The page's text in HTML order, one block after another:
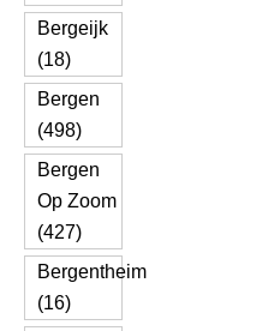
Bergeijk
(18)
Bergen
(498)
Bergen
Op Zoom
(427)
Bergentheim
(16)